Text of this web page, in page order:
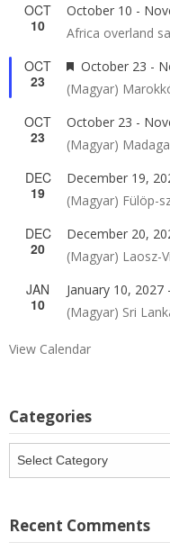
OCT
10
October 10 -
Africa overland
OCT
23
Featured
October 23 -
(Magyar)
OCT
23
October 23 -
(Magyar)
DEC
19
December 19,
(Magyar) Fülöp-
DEC
20
December 20,
(Magyar) Laosz-
JAN
10
January 10, 2027 -
(Magyar) Sri
View Calendar
Categories
Categories
Recent Comments